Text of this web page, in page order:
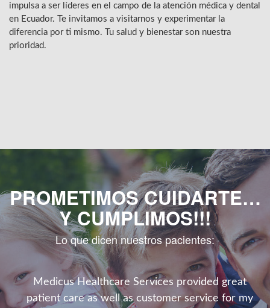
impulsa a ser líderes en el campo de la atención médica y dental
en Ecuador. Te invitamos a visitarnos y experimentar la
diferencia por ti mismo. Tu salud y bienestar son nuestra
prioridad.
PROMETIMOS CUIDARTE…
Y CUMPLIMOS!!!
Lo que dicen nuestros pacientes:
Medicus Healthcare Services provided great
patient care as well as customer service for my